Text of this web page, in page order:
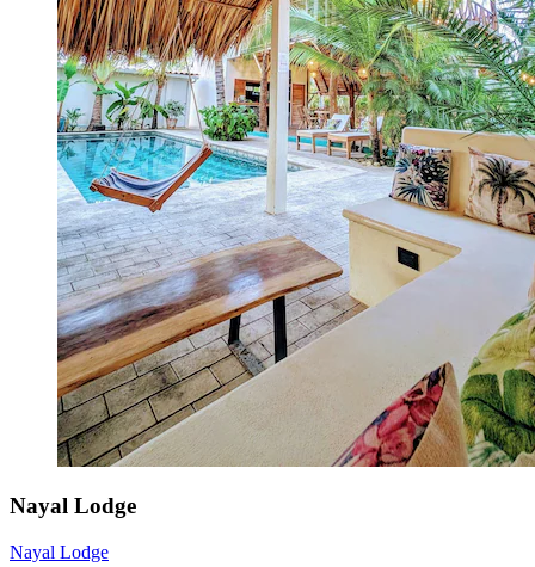
Nayal Lodge
Nayal Lodge